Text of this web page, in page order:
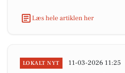
Læs hele artiklen her
LOKALT NYT 11-03-2026 11:25